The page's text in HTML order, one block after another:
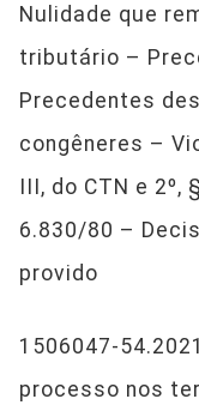
Nulidade que
tributário –
Precedentes
congêneres –
III, do CTN e 2º,
6.830/80 –
provido
1506047-
processo nos